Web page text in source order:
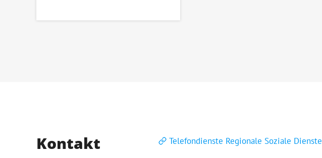
Kontakt Telefondienste Regionale Soziale Dienste